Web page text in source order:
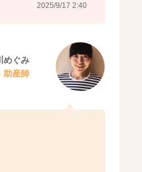
2025/9/17 2:40
めぐみ
助産師